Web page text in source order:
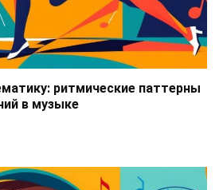
ритмические паттерны
в музыке